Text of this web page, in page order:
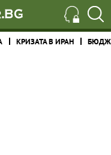
КРИЗАТА В ИРАН